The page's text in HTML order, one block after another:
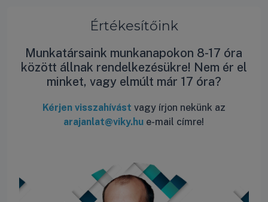
Értékesítőink
Munkatársaink munkanapokon 8-17 óra
között állnak rendelkezésükre! Nem ér el
minket, vagy elmúlt már 17 óra?
Kérjen visszahívást vagy írjon nekünk az
arajanlat@viky.hu e-mail címre!